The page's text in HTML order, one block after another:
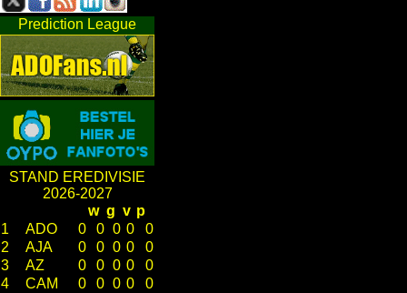
Prediction League
STAND EREDIVISIE
2026-2027
w g v p
1
ADO 0 0 0 0
0
2
AJA 0 0 0 0
0
3
AZ 0 0 0 0
0
4
CAM 0 0 0 0
0